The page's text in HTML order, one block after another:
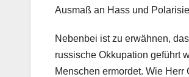
Ausmaß an Hass und
Nebenbei ist zu erwähnen,
russische Okkupation geführt
Menschen ermordet. Wie